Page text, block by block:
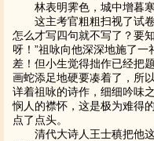
林表明霁色，城中增暮
这主考官粗粗扫视了试卷
怎么才写四句就不写了？要
呀！”祖咏向他深深地施了
差！但小生觉得拙作已经把
画蛇添足地硬要凑着了，所
详着祖咏的诗作，细细吟味
悯人的襟怀，这是极为难得
点了点头。
清代大诗人王士稹把他这